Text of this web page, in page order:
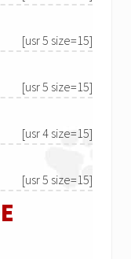
[usr 5 size=15]
[usr 5 size=15]
[usr 4 size=15]
[usr 5 size=15]